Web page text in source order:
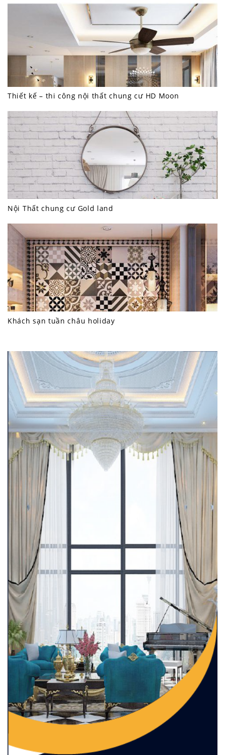
Thiết kế – thi công nội thất chung cư HD Moon
Nội Thất chung cư Gold land
Khách sạn tuần châu holiday